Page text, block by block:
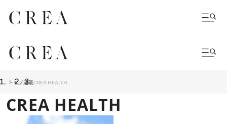
トップ連載CREA HEALTH
CREA HEALTH